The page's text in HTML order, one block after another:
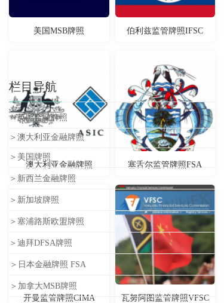
美国MSB牌照 伯利兹监管牌照IFSC
澳大利亚金融牌照 塞舌尔监管牌照FSA
开曼监管牌照CIMA 瓦努阿图监管牌照VFSC
栏目导航
＞英国金融牌照
＞澳大利亚金融牌照
＞美国牌照
＞新西兰金融牌照
＞新加坡牌照
＞塞浦路斯欧盟牌照
＞迪拜DFSA牌照
＞日本金融牌照 FSA
＞加拿大MSB牌照